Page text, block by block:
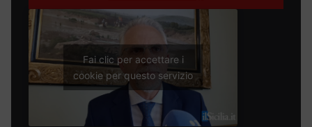
Fai clic per accettare i
cookie per questo servizio